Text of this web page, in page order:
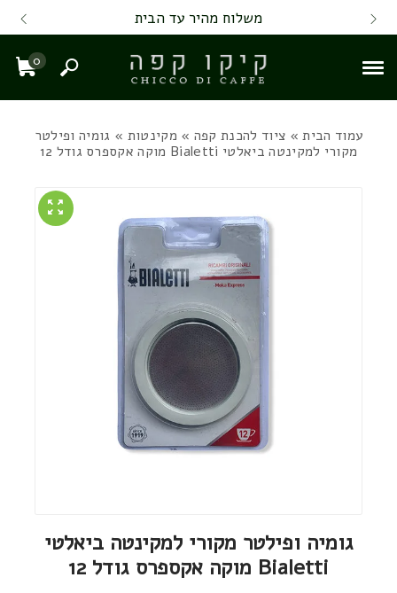
Skip to Content
Contact Us משלוח מהיר עד הבית
0
חיפוש
עמוד הבית» ציוד להכנת קפה » מקינטות » גומיה ופילטר
מקורי למקינטה ביאלטי Bialetti מוקה אקספרס גודל 12
גומיה ופילטר מקורי למקינטה ביאלטי
Bialetti מוקה אקספרס גודל 12
Back top top